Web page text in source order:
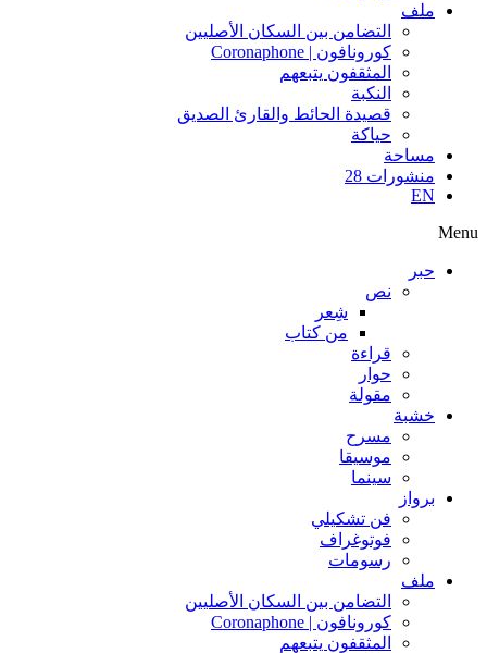
ملف
التضامن بين السكان الأصليين
كورونافون | Coronaphone
المثقفون يتبعهم
النكبة
قصيدة الحائط والقارئ الصديق
حياكة
مساحة
منشورات 28
EN
Menu
حبر
نص
شِعر
من كتاب
قراءة
حوار
مقولة
خشبة
مسرح
موسيقا
سينما
برواز
فن تشكيلي
فوتوغراف
رسومات
ملف
التضامن بين السكان الأصليين
كورونافون | Coronaphone
المثقفون يتبعهم